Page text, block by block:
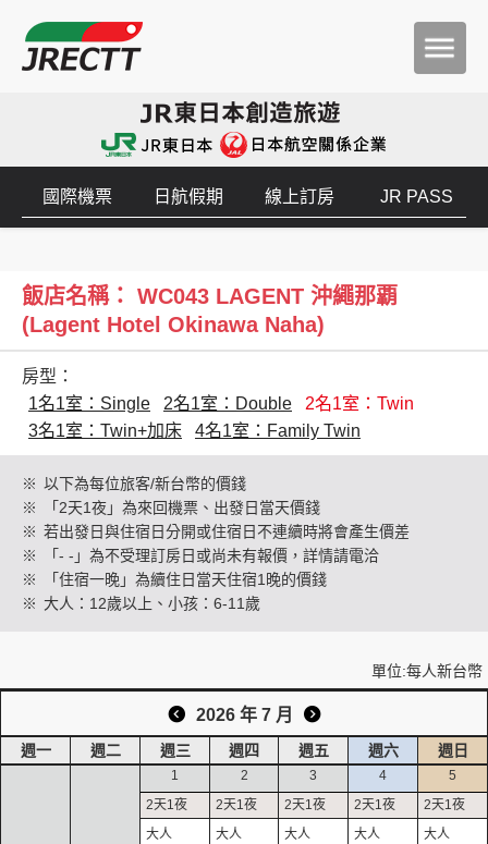
創造旅遊
國際機票 日航假期 線上訂房 JR PASS
飯店名稱： WC043 LAGENT 沖繩那覇
(Lagent Hotel Okinawa Naha)
房型：
1名1室：Single
2名1室：Double
2名1室：Twin
3名1室：Twin+加床
4名1室：Family Twin
※ 以下為每位旅客/新台幣的價錢
※
「2天1夜」為來回機票、出發日當天價錢
※ 若出發日與住宿日分開或住宿日不連續時將會產生價差
※
「- -」為不受理訂房日或尚未有報價，詳情請電洽
※
「住宿一晚」為續住日當天住宿1晚的價錢
※ 大人：12歲以上、小孩：6-11歲
單位:每人新台幣
2026 年 7 月
週一 週二 週三 週四 週五 週六 週日
1 2 3 4 5